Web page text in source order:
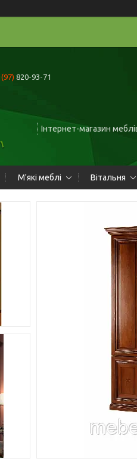
(97) 820-93-71
Інтернет-магазин
М'які меблі Вітальня